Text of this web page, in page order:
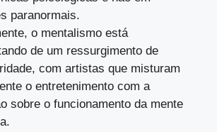
paranormais.
o mentalismo está
de um ressurgimento de
com artistas que misturam
o entretenimento com a
sobre o funcionamento da mente